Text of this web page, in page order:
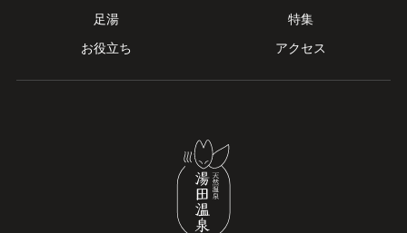
足湯
特集
お役立ち
アクセス